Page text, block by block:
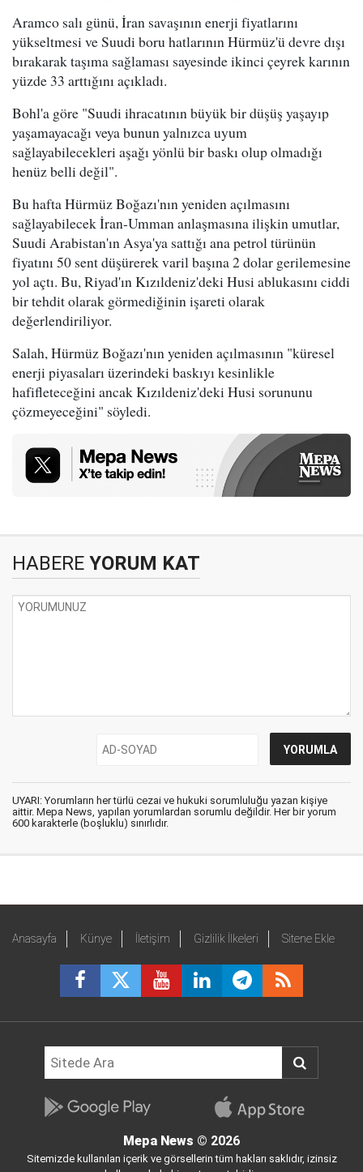
Aramco salı günü, İran savaşının enerji fiyatlarını
yükseltmesi ve Suudi boru hatlarının Hürmüz'ü devre dışı
bırakarak taşıma sağlaması sayesinde ikinci çeyrek karının
yüzde 33 arttığını açıkladı.
Bohl'a göre "Suudi ihracatının büyük bir düşüş yaşayıp
yaşamayacağı veya bunun yalnızca uyum
sağlayabilecekleri aşağı yönlü bir baskı olup olmadığı
henüz belli değil".
Bu hafta Hürmüz Boğazı'nın yeniden açılmasını
sağlayabilecek İran-Umman anlaşmasına ilişkin umutlar,
Suudi Arabistan'ın Asya'ya sattığı ana petrol türünün
fiyatını 50 sent düşürerek varil başına 2 dolar gerilemesine
yol açtı. Bu, Riyad'ın Kızıldeniz'deki Husi ablukasını ciddi
bir tehdit olarak görmediğinin işareti olarak
değerlendiriliyor.
Salah, Hürmüz Boğazı'nın yeniden açılmasının "küresel
enerji piyasaları üzerindeki baskıyı kesinlikle
hafifleteceğini ancak Kızıldeniz'deki Husi sorununu
çözmeyeceğini" söyledi.
HABERE YORUM KAT
UYARI: Yorumların her türlü cezai ve hukuki sorumluluğu yazan kişiye
aittir. Mepa News, yapılan yorumlardan sorumlu değildir. Her bir yorum
600 karakterle (boşluklu) sınırlıdır.
Anasayfa Künye İletişim Gizlilik İlkeleri Sitene Ekle
Mepa News © 2026
Sitemizde kullanılan içerik ve görsellerin tüm hakları saklıdır, izinsiz